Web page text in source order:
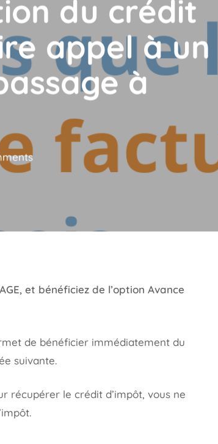
du crédit
appel à un
à
et bénéficiez de l’option Avance
de bénéficier immédiatement du
suivante.
récupérer le crédit d’impôt, vous ne